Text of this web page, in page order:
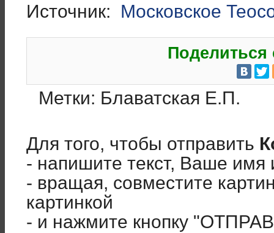
Источник: Московское
Поделиться
Метки: Блаватская Е.П.
Для того, чтобы отправить
- напишите текст, Ваше имя
- вращая, совместите
картинкой
- и нажмите кнопку